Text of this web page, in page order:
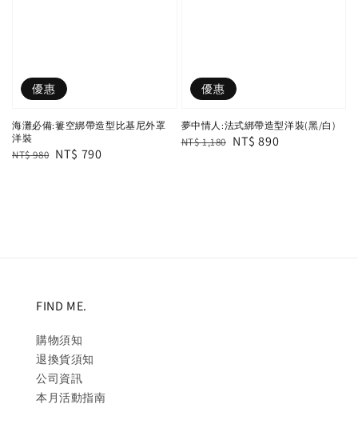
優惠
海灘必備:簍空綁帶造型比基尼外罩
洋裝
Regular
NT$ 980 Sale
NT$ 790
優惠
夢中情人:法式綁帶造型洋裝(黑/白)
Regular
NT$ 1,180 Sale
NT$ 890
FIND ME.
購物須知
退換貨須知
公司資訊
本月活動指南